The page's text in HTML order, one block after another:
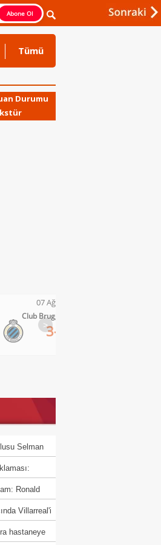
Abone Ol
Tümü
Durumu
07 Ağustos
Altach-WSG Tirol
3-1
>
Selman
Ronald
Villarreal'i
hastaneye